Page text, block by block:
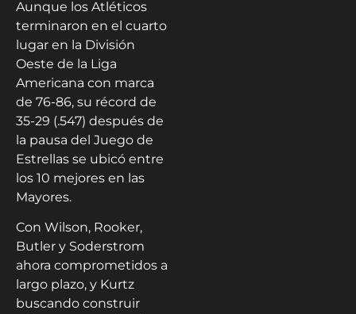
Aunque los Atléticos
terminaron en el cuarto
lugar en la División
Oeste de la Liga
Americana con marca
de 76-86, su récord de
35-29 (.547) después de
la pausa del Juego de
Estrellas se ubicó entre
los 10 mejores en las
Mayores.
Con Wilson, Rooker,
Butler y Soderstrom
ahora comprometidos a
largo plazo, y Kurtz
buscando construir